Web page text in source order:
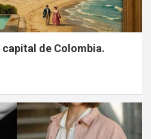
de Colombia.